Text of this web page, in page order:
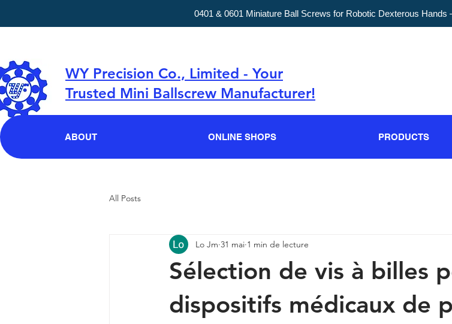
WY Precision Co., Limited - Your
Trusted Mini Ballscrew Manufacturer!
ABOUT ONLINE SHOPS PRODUCTS
All Posts
Sélection de vis à billes
dispositifs médicaux de
Lo Jm 31 mai 1 min de lecture
0401 & 0601 Miniature Ball Screws for Robotic Dexterous